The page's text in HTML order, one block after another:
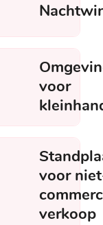
voor
voor
verkoop